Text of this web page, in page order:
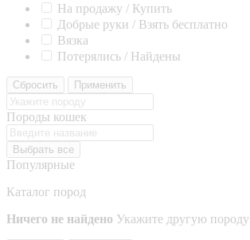
На продажу / Купить
Добрые руки / Взять бесплатно
Вязка
Потерялись / Найдены
Сбросить Применить
Породы кошек
Выбрать все
Популярные
Каталог пород
Ничего не найдено Укажите другую породу